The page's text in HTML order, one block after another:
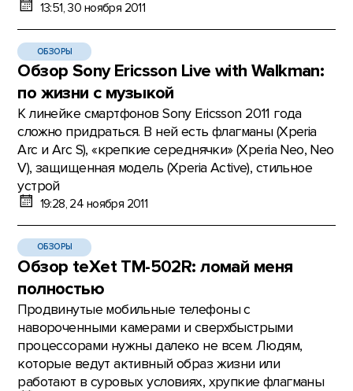
13:51, 30 ноября 2011
ОБЗОРЫ
Обзор Sony Ericsson Live with Walkman:
по жизни с музыкой
К линейке смартфонов Sony Ericsson 2011 года
сложно придраться. В ней есть флагманы (Xperia
Arc и Arc S), «крепкие середнячки» (Xperia Neo, Neo
V), защищенная модель (Xperia Active), стильное
устрой
19:28, 24 ноября 2011
ОБЗОРЫ
Обзор teXet TM-502R: ломай меня
полностью
Продвинутые мобильные телефоны с
навороченными камерами и сверхбыстрыми
процессорами нужны далеко не всем. Людям,
которые ведут активный образ жизни или
работают в суровых условиях, хрупкие флагманы